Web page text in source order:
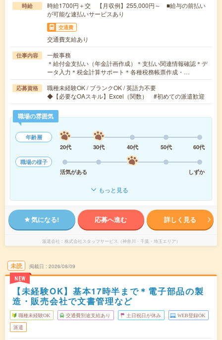
時給
時給1700円＋交 【月収例】255,000円～ ■給与の前払い
が可能な速払いサービスあり
交通費
交通費支給あり
仕事内容
一般事務
＊給付金支払い（年金計画作成）＊支払い関連情報確認＊デ
ータ入力＊税金計算サポート＊各種税務帳票作成・…
応募資格
職種未経験OK / ブランクOK / 英語力不要
◆【必要なOAスキル】Excel（関数） #初めての派遣歓迎
職場の雰囲気
年齢層
20代
30代 40代 50代
60代
職場の様子
活気がある
しずか
もっと見る
気になる! 応募へ進む 詳しく見る
派遣会社 株式会社スタッフサービス（神奈川・千葉・埼玉エリア）
未読
NEW
掲載日 2026/08/09
【未経験OK】基本17時半まで＊電子部品の製
造・販売会社で文書管理など
職種未経験OK 交通費別途支給あり 土日祝日が休み WEB登録OK
派遣